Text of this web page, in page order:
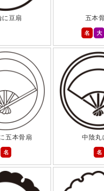
に豆扇
五本
名
大
五本骨扇
名
中陰丸
名